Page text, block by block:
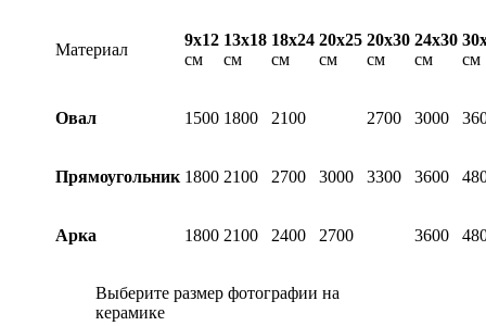
Материал
9х12
см
13х18
см
18х24
см
20х25
см
20х30
см
24х30
см
см
Овал 1500 1800 2100 2700 3000
Прямоугольник 1800 2100 2700 3000 3300 3600
Арка 1800 2100 2400 2700 3600
Выберите размер фотографии на
керамике